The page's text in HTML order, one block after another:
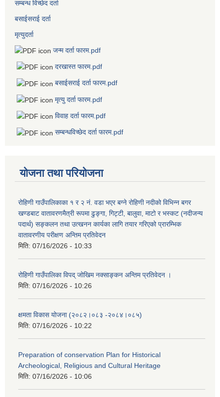
सम्बन्ध विच्छेद दर्ता
बसाईसराई दर्ता
मृत्युदर्ता
जन्म दर्ता फारम.pdf
दरखास्त फारम.pdf
बसाईसराई दर्ता फारम.pdf
मृत्यु दर्ता फारम.pdf
विवाह दर्ता फारम.pdf
सम्बन्धविच्छेद दर्ता फारम.pdf
योजना तथा परियोजना
रोहिणी गाउँपालिकाका १ र २ नं. वडा भएर बग्ने रोहिणी नदीको विभिन्न बगर
खण्डबाट वातावरणमैत्री रूपमा ढुङ्गा, गिट्टी, बालुवा, माटो र भस्कट (नदीजन्य
पदार्थ) सङ्कलन तथा उत्खनन कार्यका लागि तयार गरिएको प्रारम्भिक
वातावरणीय परीक्षण अन्तिम प्रतिवेदन
मिति: 07/16/2026 - 10:33
रोहिणी गाउँपालिका विपद् जोखिम नक्साङ्कन अन्तिम प्रतिवेदन ।
मिति: 07/16/2026 - 10:26
क्षमता विकास योजना (२०८२।०८३‍ -२०८४।०८५)
मिति: 07/16/2026 - 10:22
Preparation of conservation Plan for Historical
Archeological, Religious and Cultural Heritage
मिति: 07/16/2026 - 10:06